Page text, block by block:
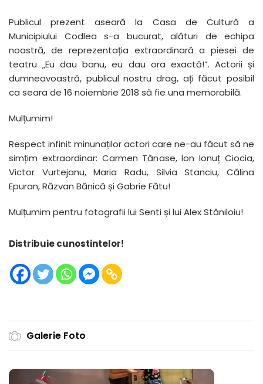
Publicul prezent aseară la Casa de Cultură a
Municipiului Codlea s-a bucurat, alături de echipa
noastră, de reprezentația extraordinară a piesei de
teatru „Eu dau banu, eu dau ora exactă!”. Actorii și
dumneavoastră, publicul nostru drag, ați făcut posibil
ca seara de 16 noiembrie 2018 să fie una memorabilă.
Mulțumim!
Respect infinit minunaților actori care ne-au făcut să ne
simțim extraordinar: Carmen Tănase, Ion Ionuț Ciocia,
Victor Vurtejanu, Maria Radu, Silvia Stanciu, Călina
Epuran, Răzvan Bănică și Gabrie Fătu!
Mulțumim pentru fotografii lui Senti și lui Alex Stăniloiu!
Distribuie cunostintelor!
Galerie Foto